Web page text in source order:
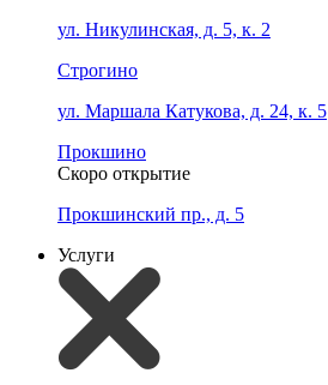
ул. Никулинская, д. 5, к. 2
Строгино
ул. Маршала Катукова, д. 24, к. 5
Прокшино
Скоро открытие
Прокшинский пр., д. 5
Услуги